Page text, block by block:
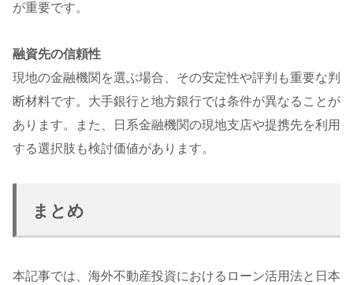
が重要です。
融資先の信頼性
現地の金融機関を選ぶ場合、その安定性や評判も重要な判
断材料です。大手銀行と地方銀行では条件が異なることが
あります。また、日系金融機関の現地支店や提携先を利用
する選択肢も検討価値があります。
まとめ
本記事では、海外不動産投資におけるローン活用法と日本